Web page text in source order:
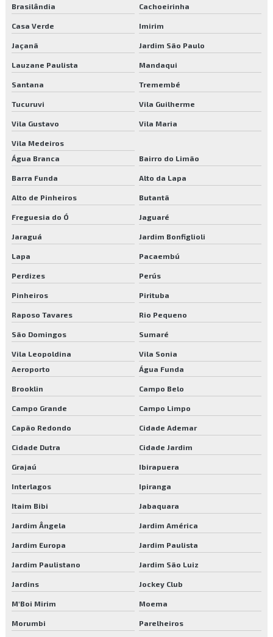
Empresa de terceirização de serviços de limpeza sp
Empresa terceirizada de portaria
Empresas de facilities sp
Empresas de manutenção de condomínios
Empresas de poda de árvores sp
Empresas que fazem reflorestamento
Empresas que fazem remoção de árvores
Empresas de serviços para condomínios
Execução de jardins
Execução e manutenção de áreas verdes
Execução e manutenção de jardins
Fornecedor de plantas
Fornecedores de plantas para revenda
Jardinagem para condomínios
Jardinagem para empresas
Jardinagem e limpeza de terreno
Manutenção elétrica predial
Manutenção de gramados esportivos
Manutenção de jardim
Manutenção de jardins
Manutenção predial
Brasilândia Cachoeirinha
Casa Verde Imirim
Jaçanã Jardim São Paulo
Lauzane Paulista Mandaqui
Santana Tremembé
Tucuruvi Vila Guilherme
Vila Gustavo Vila Maria
Vila Medeiros
Água Branca
Bairro do Limão
Barra Funda Alto da Lapa
Alto de Pinheiros Butantã
Freguesia do Ó Jaguaré
Jaraguá Jardim Bonfiglioli
Lapa Pacaembú
Perdizes Perús
Pinheiros Pirituba
Raposo Tavares Rio Pequeno
São Domingos Sumaré
Vila Leopoldina
Vila Sonia
Aeroporto
Água Funda
Brooklin Campo Belo
Campo Grande Campo Limpo
Capão Redondo Cidade Ademar
Cidade Dutra Cidade Jardim
Grajaú Ibirapuera
Interlagos Ipiranga
Itaim Bibi Jabaquara
Jardim Ângela Jardim América
Jardim Europa Jardim Paulista
Jardim Paulistano Jardim São Luiz
Jardins Jockey Club
M'Boi Mirim Moema
Morumbi Parelheiros